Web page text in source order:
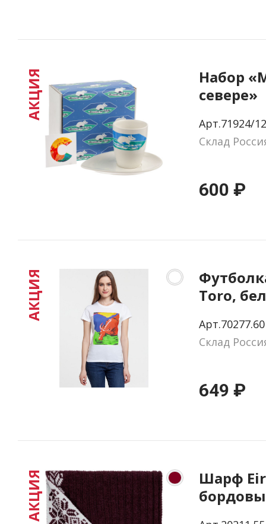
Набор
севере»
Арт.71924/12
Склад
600 ₽
АКЦИЯ
Toro,
Склад
649 ₽
АКЦИЯ
Шарф
АКЦИЯ